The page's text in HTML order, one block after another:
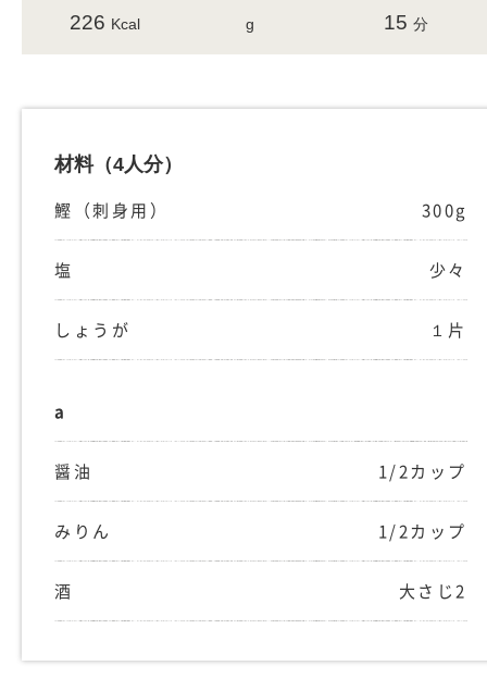
226 Kcal g 15 分
材料（4人分）
鰹（刺身用） 300g
塩 少々
しょうが １片
a
醤油 1/2カップ
みりん 1/2カップ
酒 大さじ2